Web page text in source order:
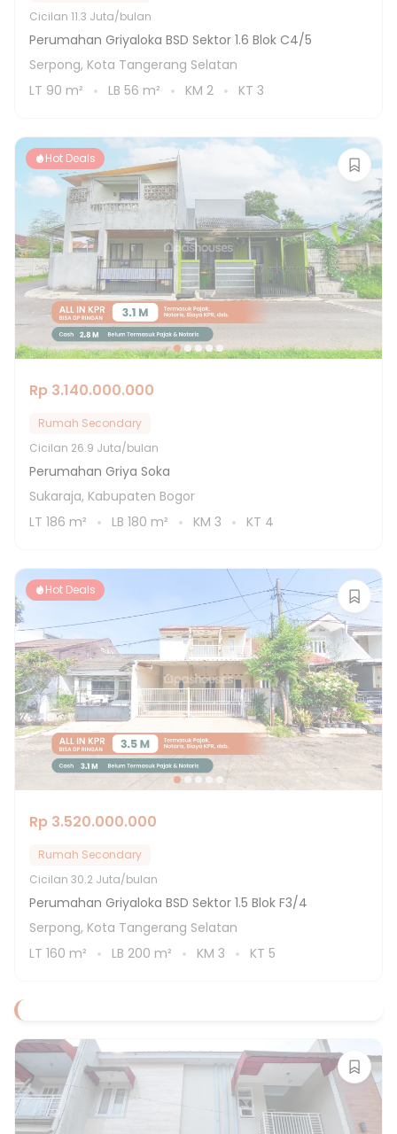
Cicilan 11.3 Juta/bulan
Perumahan Griyaloka BSD Sektor 1.6 Blok C4/5
Serpong, Kota Tangerang Selatan
LT 90 m² LB 56 m² KM 2 KT 3
Hot Deals
Rp 3.140.000.000
Rumah Secondary
Cicilan 26.9 Juta/bulan
Perumahan Griya Soka
Sukaraja, Kabupaten Bogor
LT 186 m² LB 180 m² KM 3 KT 4
Hot Deals
Rp 3.520.000.000
Rumah Secondary
Cicilan 30.2 Juta/bulan
Perumahan Griyaloka BSD Sektor 1.5 Blok F3/4
Serpong, Kota Tangerang Selatan
LT 160 m² LB 200 m² KM 3 KT 5